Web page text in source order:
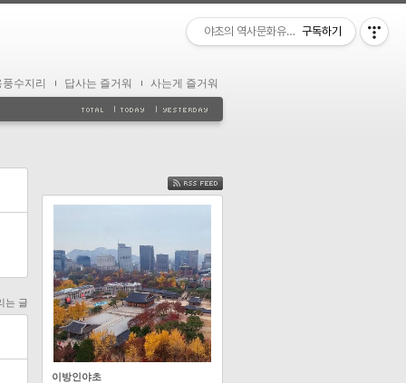
수지리 답사는 즐거워 사는게 즐거워
는 글
FEED
이방인야초
야초의 역사문화유적 답사구독하기